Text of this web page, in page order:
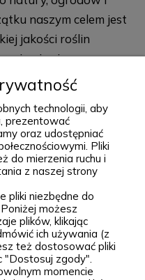
naszym celem jest
jakości roślin
się po
przydomowe
oraz
Za Zieloną Parą
z dużą starannością
w naszej
zarówno
jak i ciekawsze,
drzewa, byliny
roślina jest przez
przycinana i
trafić do Twojego
technologii, aby
prezentować
oraz udostępniać
Pliki
do mierzenia ruchu i
z naszej strony
pliki niezbędne do
możesz
plików, klikając
ich używania (z
też dostosować pliki
"Dostosuj zgody".
momencie